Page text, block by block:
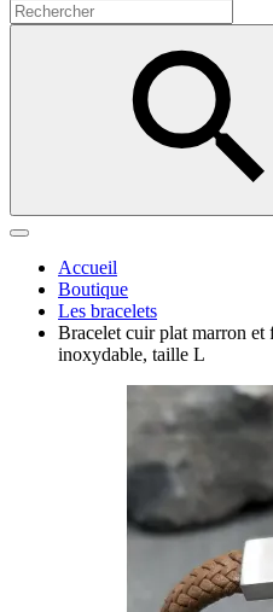
Accueil
Boutique
Les bracelets
Bracelet cuir plat marron et
inoxydable, taille L